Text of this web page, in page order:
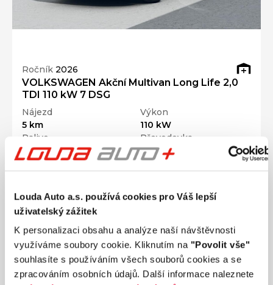
Louda Auto a.s. používá cookies pro Váš lepší
uživatelský zážitek
K personalizaci obsahu a analýze naší návštěvnosti
využíváme soubory cookie. Kliknutím na "Povolit vše"
souhlasíte s používáním všech souborů cookies a se
zpracováním osobních údajů. Další informace naleznete
Ročník 2026
VOLKSWAGEN Akční Multivan Long Life 2,0
TDI 110 kW 7 DSG
Nájezd
5 km
Výkon
110 kW
Palivo
Diesel
Převodovka
Automatická
1 379 900 Kčs DPH